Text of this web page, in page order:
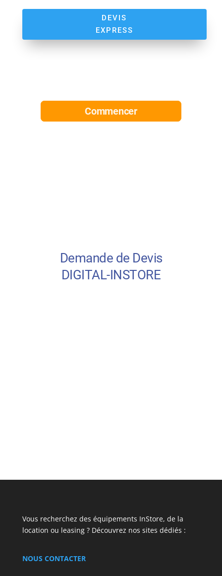
DEVIS
EXPRESS
Vous recherchez des équipements InStore, de la
location ou leasing ? Découvrez nos sites dédiés :
NOUS CONTACTER